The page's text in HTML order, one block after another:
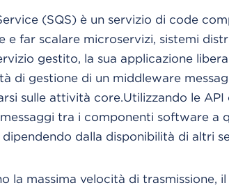
(SQS) è un servizio di code
e far scalare microservizi, sistemi
gestito, la sua applicazione
di gestione di un middleware
sulle attività core.Utilizzando le API
tra i componenti software a
dalla disponibilità di altri
la massima velocità di trasmissione,